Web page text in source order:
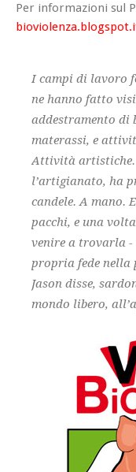
Per informazioni sul
I campi di lavoro
ne hanno fatto
addestramento di
materassi, e
Attività artistiche.
l’artigianato, ha
candele. A mano.
pacchi, e una
venire a trovarla -
propria fede nella
Jason disse,
mondo libero,